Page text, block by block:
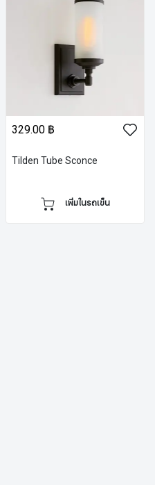
329.00 ฿
Tilden Tube Sconce
เพิ่มในรถเข็น